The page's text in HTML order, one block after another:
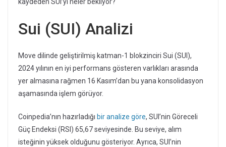
kaydeden SUI’yi neler bekliyor?
Sui (SUI) Analizi
Move dilinde geliştirilmiş katman-1 blokzinciri Sui (SUI),
2024 yılının en iyi performans gösteren varlıkları arasında
yer almasına rağmen 16 Kasım’dan bu yana konsolidasyon
aşamasında işlem görüyor.
Coinpedia’nın hazırladığı bir analize göre, SUI’nin Göreceli
Güç Endeksi (RSI) 65,67 seviyesinde. Bu seviye, alım
isteğinin yüksek olduğunu gösteriyor. Ayrıca, SUI’nin